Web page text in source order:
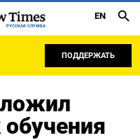
РУССКАЯ СЛУЖБА
EN
ПОДДЕРЖАТЬ